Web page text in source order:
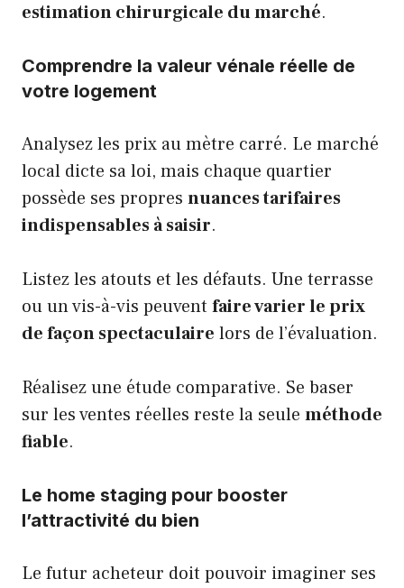
estimation chirurgicale du marché.
Comprendre la valeur vénale réelle de
votre logement
Analysez les prix au mètre carré. Le marché
local dicte sa loi, mais chaque quartier
possède ses propres nuances tarifaires
indispensables à saisir.
Listez les atouts et les défauts. Une terrasse
ou un vis-à-vis peuvent faire varier le prix
de façon spectaculaire lors de l’évaluation.
Réalisez une étude comparative. Se baser
sur les ventes réelles reste la seule méthode
fiable.
Le home staging pour booster
l’attractivité du bien
Le futur acheteur doit pouvoir imaginer ses